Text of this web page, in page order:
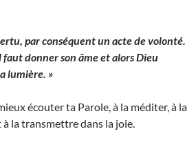
par conséquent un acte de volonté.
donner son âme et alors Dieu
lumière. »
écouter ta Parole, à la méditer, à la
la trans­mettre dans la joie.